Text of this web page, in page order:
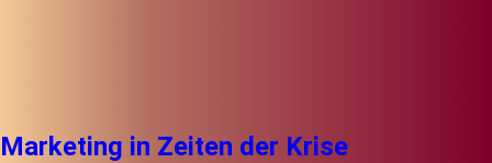
Marketing in Zeiten der Krise